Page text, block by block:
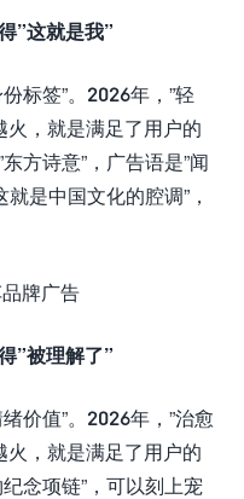
”这就是我”
标签”。2026年，”轻
火，就是满足了用户的
方诗意”，广告语是”闻
是中国文化的腔调”，
”被理解了”
价值”。2026年，”治愈
火，就是满足了用户的
念项链”，可以刻上宠